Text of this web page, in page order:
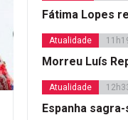
Fátima Lopes
Atualidade
Morreu Luís
Atualidade
Espanha